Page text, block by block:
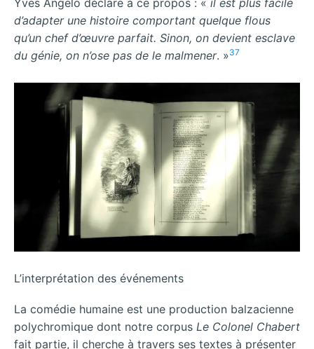
Yves Angelo déclare à ce propos : « il est plus facile
d’adapter une histoire comportant quelque flous
qu’un chef d’œuvre parfait. Sinon, on devient esclave
du génie, on n’ose pas de le malmener. »37
L’interprétation des événements
La comédie humaine est une production balzacienne
polychromique dont notre corpus Le Colonel Chabert
fait partie, il cherche à travers ses textes à présenter